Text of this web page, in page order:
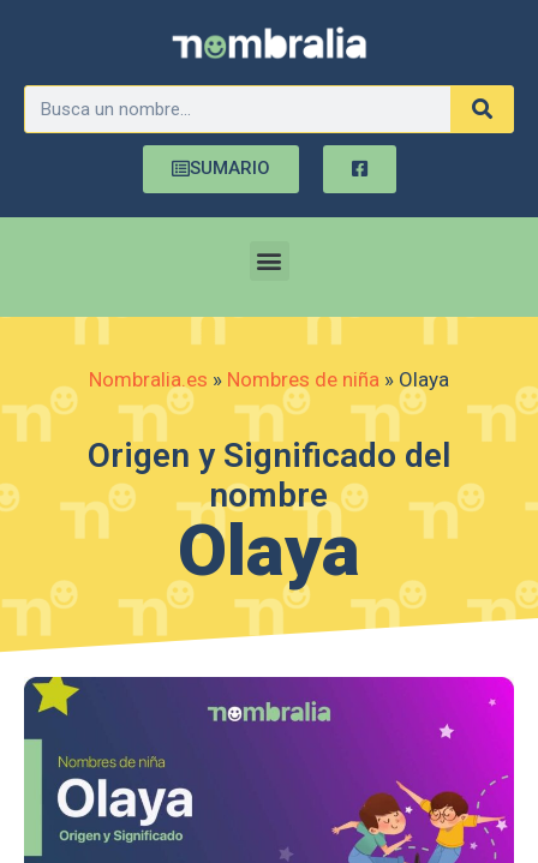
SUMARIO
Nombralia.es » Nombres de niña » Olaya
Origen y Significado del
nombre
Olaya